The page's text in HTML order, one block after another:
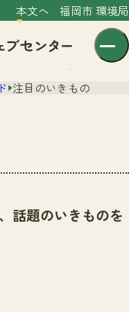
本文へ 福岡市 環境局
注目のいきもの
話題のいきものを